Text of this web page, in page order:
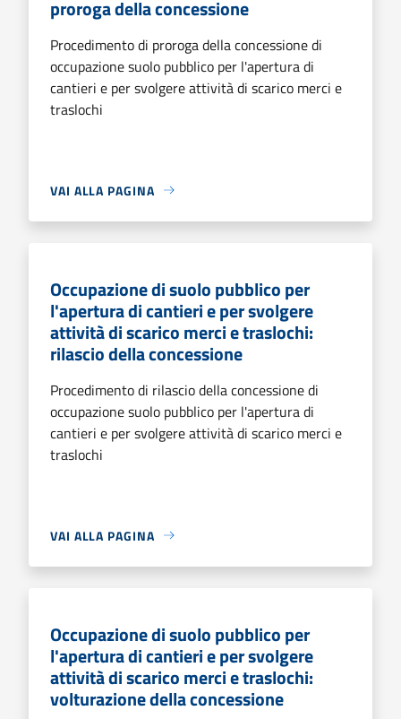
proroga della concessione
Procedimento di proroga della concessione di
occupazione suolo pubblico per l'apertura di
cantieri e per svolgere attività di scarico merci e
traslochi
VAI ALLA PAGINA
Occupazione di suolo pubblico per
l'apertura di cantieri e per svolgere
attività di scarico merci e traslochi:
rilascio della concessione
Procedimento di rilascio della concessione di
occupazione suolo pubblico per l'apertura di
cantieri e per svolgere attività di scarico merci e
traslochi
VAI ALLA PAGINA
Occupazione di suolo pubblico per
l'apertura di cantieri e per svolgere
attività di scarico merci e traslochi:
volturazione della concessione